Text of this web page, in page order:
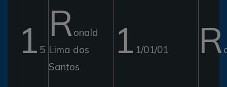
1 5
Ronald
Lima dos
Santos
1 1/01/01 R